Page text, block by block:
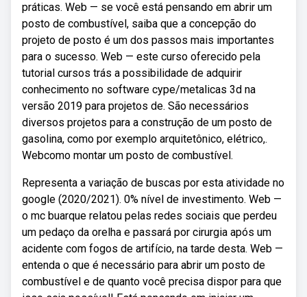
práticas. Web — se você está pensando em abrir um
posto de combustível, saiba que a concepção do
projeto de posto é um dos passos mais importantes
para o sucesso. Web — este curso oferecido pela
tutorial cursos trás a possibilidade de adquirir
conhecimento no software cype/metalicas 3d na
versão 2019 para projetos de. São necessários
diversos projetos para a construção de um posto de
gasolina, como por exemplo arquitetônico, elétrico,.
Webcomo montar um posto de combustível.
Representa a variação de buscas por esta atividade no
google (2020/2021). 0% nível de investimento. Web —
o mc buarque relatou pelas redes sociais que perdeu
um pedaço da orelha e passará por cirurgia após um
acidente com fogos de artifício, na tarde desta. Web —
entenda o que é necessário para abrir um posto de
combustível e de quanto você precisa dispor para que